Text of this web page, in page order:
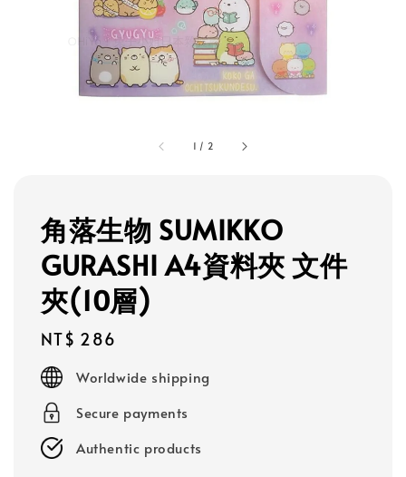
1 / 2
角落生物 SUMIKKO
GURASHI A4資料夾 文件
夾(10層)
Regular
price
NT$ 286
Worldwide shipping
Secure payments
Authentic products